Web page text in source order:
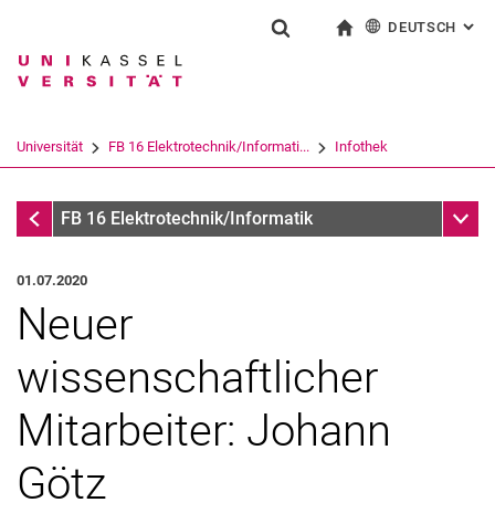
Springe direkt zu: Inhalt
Springe direkt zu: Suche
Springe direkt zu:
Suchbegriff
Suchen (öffnet externen Link in einem
DEUTSCH :
Universität FB 16 Elektrotechnik/Informati... Infothek
InfothekFB 16 Elektrotechnik/Informatik
01.07.2020
Neuer
wissenschaftlicher
Mitarbeiter: Johann
Götz